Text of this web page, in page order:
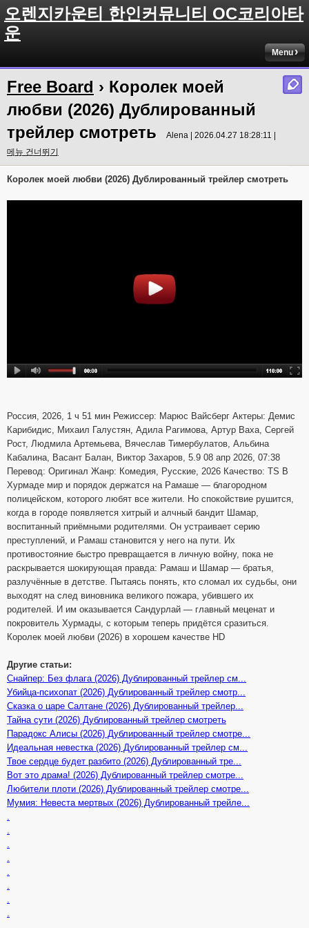
오렌지카운티 한인커뮤니티 OC코리아타
운
Menu
Free Board › Королек моей
любви (2026) Дублированный
трейлер смотреть
Alena | 2026.04.27 18:28:11 |
메뉴 건너뛰기
Королек моей любви (2026) Дублированный трейлер смотреть
Россия, 2026, 1 ч 51 мин Режиссер: Марюс Вайсберг Актеры: Демис
Карибидис, Михаил Галустян, Адила Рагимова, Артур Ваха, Сергей
Рост, Людмила Артемьева, Вячеслав Тимербулатов, Альбина
Кабалина, Васант Балан, Виктор Захаров, 5.9 08 апр 2026, 07:38
Перевод: Оригинал Жанр: Комедия, Русские, 2026 Качество: TS В
Хурмаде мир и порядок держатся на Рамаше — благородном
полицейском, которого любят все жители. Но спокойствие рушится,
когда в городе появляется хитрый и алчный бандит Шамар,
воспитанный приёмными родителями. Он устраивает серию
преступлений, и Рамаш становится у него на пути. Их
противостояние быстро превращается в личную войну, пока не
раскрывается шокирующая правда: Рамаш и Шамар — братья,
разлучённые в детстве. Пытаясь понять, кто сломал их судьбы, они
выходят на след виновника великого пожара, убившего их
родителей. И им оказывается Сандурлай — главный меценат и
покровитель Хурмады, с которым теперь придётся сразиться.
Королек моей любви (2026) в хорошем качестве HD
Другие статьи:
Снайпер: Без флага (2026) Дублированный трейлер см...
Убийца-психопат (2026) Дублированный трейлер смотр...
Сказка о царе Салтане (2026) Дублированный трейлер...
Тайна сути (2026) Дублированный трейлер смотреть
Парадокс Алисы (2026) Дублированный трейлер смотре...
Идеальная невестка (2026) Дублированный трейлер см...
Твое сердце будет разбито (2026) Дублированный тре...
Вот это драма! (2026) Дублированный трейлер смотре...
Любители плоти (2026) Дублированный трейлер смотре...
Мумия: Невеста мертвых (2026) Дублированный трейле...